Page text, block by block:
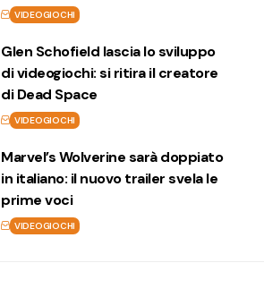
VIDEOGIOCHI
Glen Schofield lascia lo sviluppo
di videogiochi: si ritira il creatore
di Dead Space
VIDEOGIOCHI
Marvel’s Wolverine sarà doppiato
in italiano: il nuovo trailer svela le
prime voci
VIDEOGIOCHI